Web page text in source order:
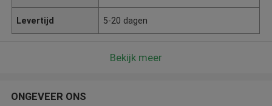
Levertijd 5-20 dagen
Bekijk meer
ONGEVEER ONS